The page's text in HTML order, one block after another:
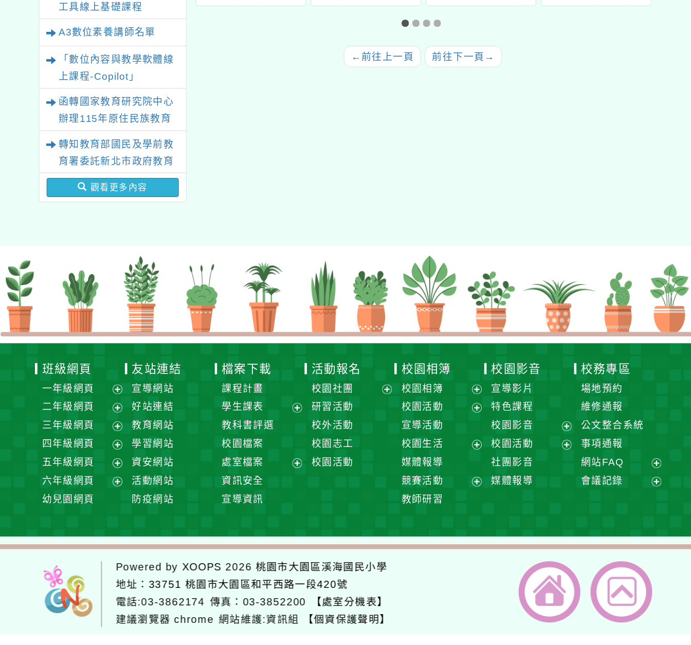
工具線上基礎課程
A3數位素養講師名單
「數位內容與教學軟體線
上課程-Copilot」
函轉國家教育研究院中心
辦理115年原住民族教育
轉知教育部國民及學前教
育署委託新北市政府教育
局辦理「115年度教師專
業成長研習實施計畫－夢
觀看更多內容
高級中等以下學校校園
美感環境再造計畫」績
優學校及績優設計團隊
頒獎典禮暨校園美感環
境再造增能工作坊
暨教師英語口說訓練
子營隊
← 前往上一頁 前往下一頁 →
班級網頁
一年級網頁
展
開
選
單
二年級網頁
展
選
單
三年級網頁
展
選
單
四年級網頁
展
選
五年級網頁
展
開
六年級網頁
單
幼兒園網頁
友站連結
宣導網站
好站連結
教育網站
學習網站
資安網站
活動網站
防疫網站
檔案下載
課程計畫
學生課表
單
教科書評選
校園檔案
處室檔案
資訊安全
宣導資訊
活動報名
校園社團
研習活動
校外活動
校園志工
校園活動
校園相簿
校園相簿
展
開
單
校園活動
選
宣導活動
校園生活
選
媒體報導
競賽活動
單
教師研習
校園影音
宣導影片
特色課程
校園影音
展
校園活動
社團影音
媒體報導
校務專區
場地預約
維修通報
公文整合系統
事項通報
網站FAQ
展
開
會議記錄
單
Powered by XOOPS 2026桃園市大園區溪海國民小學
地址： 33751 桃園市大園區和平西路一段420號
電話:03-3862174 傳真：03-3852200
【處室分機表】
建議瀏覽器 chrome 網站維護:資訊組 【個資保護聲明】